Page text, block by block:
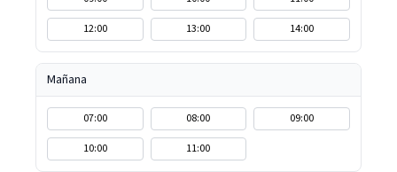
12:00
13:00 14:00
Mañana
07:00 08:00
09:00
10:00
11:00